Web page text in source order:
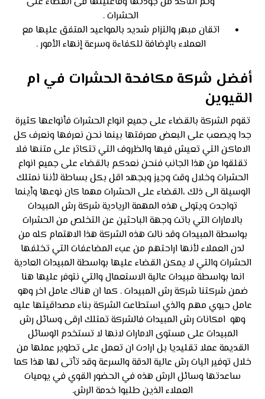
الحشرات .
اتقان مبهر والتزام شديد بالمواعيد المتفق عليها مع
العملاء بالإضافة للكفاءة وسرعة إنهاء الأمور .
أفضل شركة مكافحة الحشرات في ام
القيوين
تقوم الشركة بالقضاء على جميع انواع الحشرات فأنواعها كثيرة
جدا ويصعب على البعض معرفتها بينما نحن نعرفها ونعرف كل
الاماكن التي تعيش فيها والظروف التي تتكاثر على متنها فلا
تقلقوا من هذا الجانب فنحن نعدكم بالقضاء على جميع انواع
الحشرات وخلال وقت وجيز وبجهد اقل بكل بساطة لأننا نمتلك
الوسيلة الى ذلك ،القضاء على الحشرات مهما كان نوعها وأينما
تواجدت ويتولى هذه المهمة الريادية شركة رش المبيدات
بالامارات التي باتت وجهة الباحثين عن التخلص من الحشرات
بواسطة المبيدات وقد نالت هذه الشركة هذا الاهتمام كله من
لدن العملاء لأنها اراحتهم من عبء المضاعفات التي تخلفها
الحشرات والتي لا يمكن القضاء عليها بواسطة المبيدات العادية
انما بواسطة مبيدات عالية الاستعمال والتي نتوفر عليها هنا
ضمن شركتنا شركة رش المبيدات . كما ان هناك عامل اخر وهو
عامل حيوي مهم والذي استطاعت الشركة بناء مصداقيتها عليه
وهو امكانات رش المبيدات فالشركة تمتلك ارقى وسائل رش
المبيدات على مستوى الامارات لانها لا تستخدم الوسائل
القديمة عملا تقليديا بل ارادت ان تعمل على تطوير عملها من
خلال توفير اليات رش عالية الدقة والسرعة وقد تأتى لها هذا كما
ساعدتها وسائل الرش هذه في الحضور القوي في يوميات
العملاء الذين طلبوا خدمة الرش.